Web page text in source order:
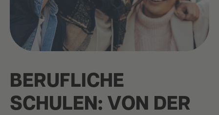
BERUFLICHE
SCHULEN: VON DER